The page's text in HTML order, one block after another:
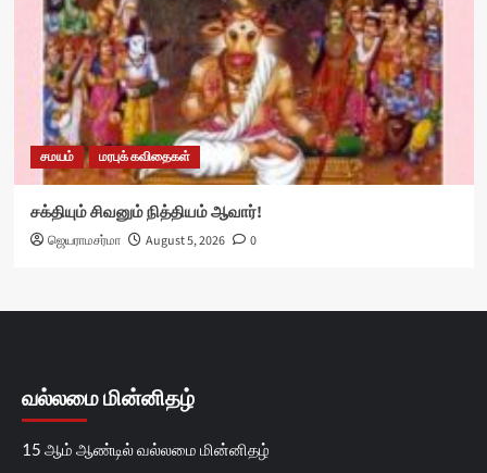
சமயம் மரபுக் கவிதைகள்
சக்தியும் சிவனும் நித்தியம் ஆவார்!
ஜெயராமசர்மா August 5, 2026 0
வல்லமை மின்னிதழ்
15 ஆம் ஆண்டில் வல்லமை மின்னிதழ்